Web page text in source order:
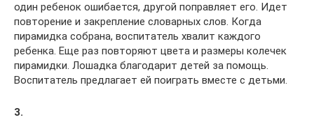
один ребенок ошибается, другой поправляет его. Идет
повторение и закрепление словарных слов. Когда
пирамидка собрана, воспитатель хвалит каждого
ребенка. Еще раз повторяют цвета и размеры колечек
пирамидки. Лошадка благодарит детей за помощь.
Воспитатель предлагает ей поиграть вместе с детьми.
3.